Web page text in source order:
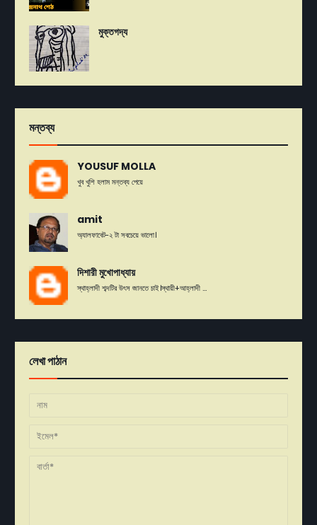
মুক্তগদ্য
মন্তব্য
YOUSUF MOLLA
খুব খুশি হলাম মন্তব্য পেয়ে
amit
অ্যালফাবেট-২ টা সবচেয়ে ভালো।
দিশারী মুখোপাধ্যায়
স্থাহ্লাদী শব্দটির উৎস জানতে চাই।স্থায়ী+আহ্লাদী ...
লেখা পাঠান